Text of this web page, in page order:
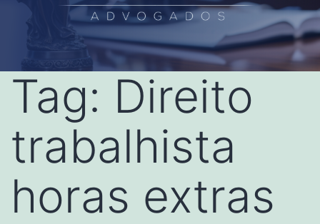
Tag: Direito
trabalhista
horas extras